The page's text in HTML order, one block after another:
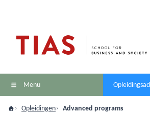
Menu
Opleidingen Advanced programs